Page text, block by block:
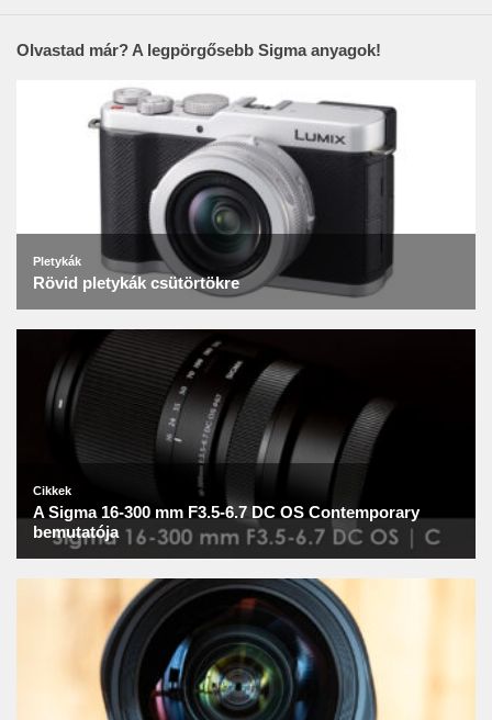
Olvastad már? A legpörgősebb Sigma anyagok!